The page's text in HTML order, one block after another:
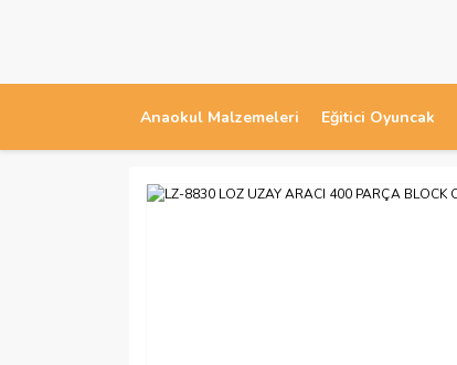
Anaokul Malzemeleri Eğitici Oyuncak